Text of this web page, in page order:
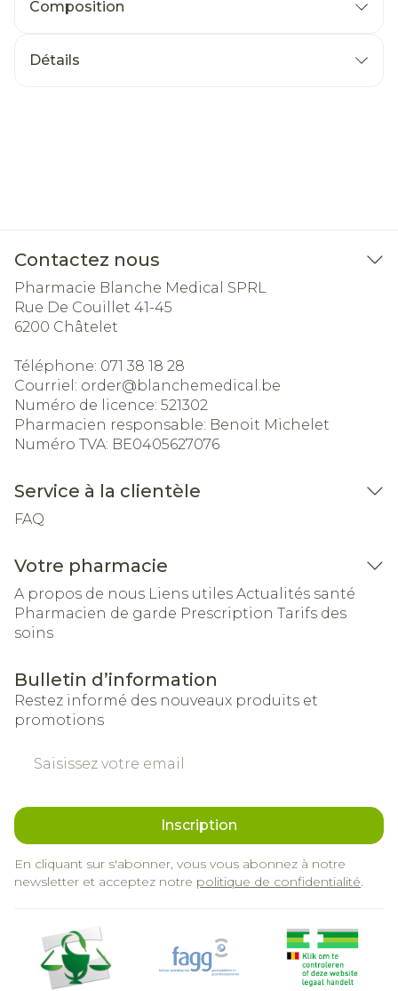
Composition
Détails
Contactez nous
Pharmacie Blanche Medical SPRL
Rue De Couillet 41-45
6200 Châtelet
Téléphone: 071 38 18 28
Courriel: order@blanchemedical.be
Numéro de licence: 521302
Pharmacien responsable: Benoit Michelet
Numéro TVA: BE0405627076
Service à la clientèle
FAQ
Votre pharmacie
A propos de nous Liens utiles Actualités santé
Pharmacien de garde Prescription Tarifs des
soins
Bulletin d’information
Restez informé des nouveaux produits et
promotions
Inscription
En cliquant sur s'abonner, vous vous abonnez à notre
newsletter et acceptez notre politique de confidentialité.